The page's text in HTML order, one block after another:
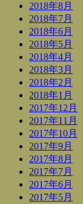
2018年8月
2018年7月
2018年6月
2018年5月
2018年4月
2018年3月
2018年2月
2018年1月
2017年12月
2017年11月
2017年10月
2017年9月
2017年8月
2017年7月
2017年6月
2017年5月